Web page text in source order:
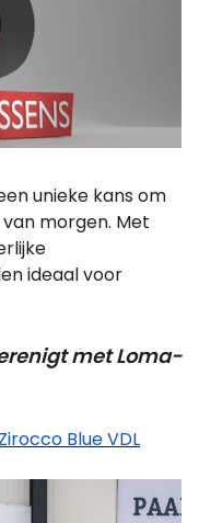
unieke kans om
morgen. Met
ideaal voor
met Loma-
Blue VDL